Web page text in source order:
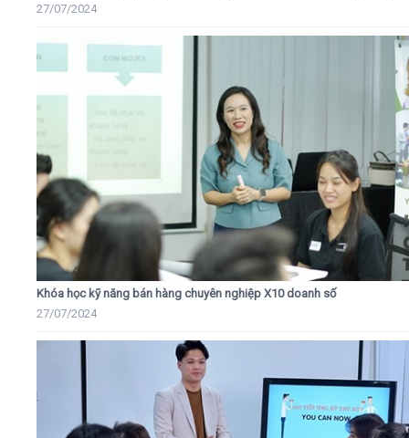
27/07/2024
Khóa học kỹ năng bán hàng chuyên nghiệp X10 doanh số
27/07/2024